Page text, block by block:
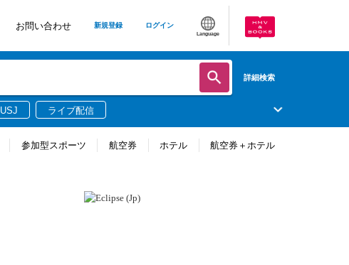
お問い合わせ 新規登録 ログイン
Language
詳細検索
USJ ライブ配信
参加型スポーツ 航空券 ホテル 航空券＋ホテル